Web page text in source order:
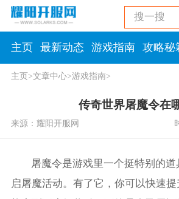
搜一搜
主页 最新动态 游戏指南 攻略秘
主页>文章中心>游戏指南>
传奇世界屠魔令在
来源：耀阳开服网
屠魔令是游戏里一个挺特别的
启屠魔活动。有了它，你可以快速